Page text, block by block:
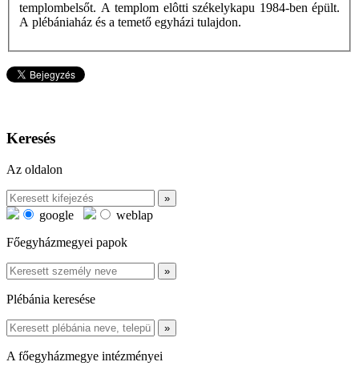
templombelsőt. A templom elôtti székelykapu 1984-ben épült.
A plébániaház és a temető egyházi tulajdon.
Keresés
Az oldalon
google
weblap
Főegyházmegyei papok
Plébánia keresése
A főegyházmegye intézményei